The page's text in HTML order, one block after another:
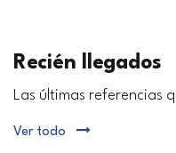
Recién llegados
Las últimas referencias
Ver todo